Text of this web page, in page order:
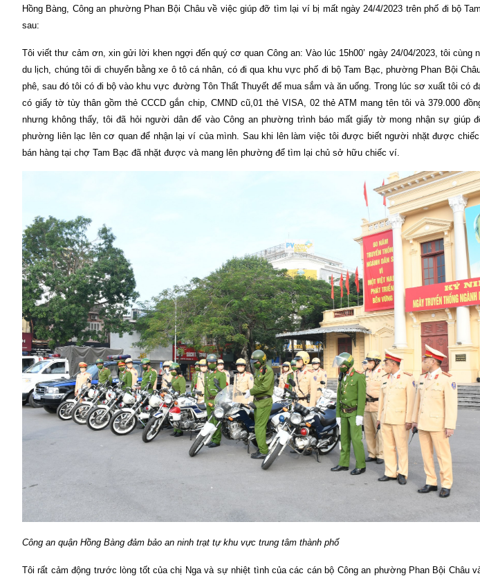
Hồng Bàng, Công an phường Phan Bội Châu về việc giúp đỡ tìm lại ví bị mất ngày 24/4/2023 trên phố đi bộ
sau:
Tôi viết thư cảm ơn, xin gửi lời khen ngợi đến quý cơ quan Công an: Vào lúc 15h00’ ngày 24/04/2023, tôi cùng
du lịch, chúng tôi di chuyển bằng xe ô tô cá nhân, có đi qua khu vực phố đi bộ Tam Bạc, phường Phan Bội
phê, sau đó tôi có đi bộ vào khu vực đường Tôn Thất Thuyết để mua sắm và ăn uống. Trong lúc sơ xuất tôi có
có giấy tờ tùy thân gồm thẻ CCCD gắn chip, CMND cũ,01 thẻ VISA, 02 thẻ ATM mang tên tôi và 379.000
nhưng không thấy, tôi đã hỏi người dân để vào Công an phường trình báo mất giấy tờ mong nhận sự giúp
phường liên lạc lên cơ quan để nhận lại ví của mình. Sau khi lên làm việc tôi được biết người nhặt được
bán hàng tại chợ Tam Bạc đã nhặt được và mang lên phường để tìm lại chủ sở hữu chiếc ví.
Công an quận Hồng Bàng đảm bảo an ninh trạt tự khu vực trung tâm thành phố
Tôi rất cảm động trước lòng tốt của chị Nga và sự nhiệt tình của các cán bộ Công an phường Phan Bội Châu